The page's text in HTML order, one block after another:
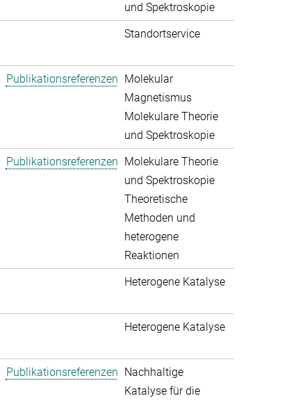
und Spektroskopie
Standortservice
Publikationsreferenzen Molekular
Magnetismus
Molekulare Theorie
und Spektroskopie
Publikationsreferenzen Molekulare Theorie
und Spektroskopie
Theoretische
Methoden und
heterogene
Reaktionen
Heterogene Katalyse
Heterogene Katalyse
Publikationsreferenzen Nachhaltige
Katalyse für die